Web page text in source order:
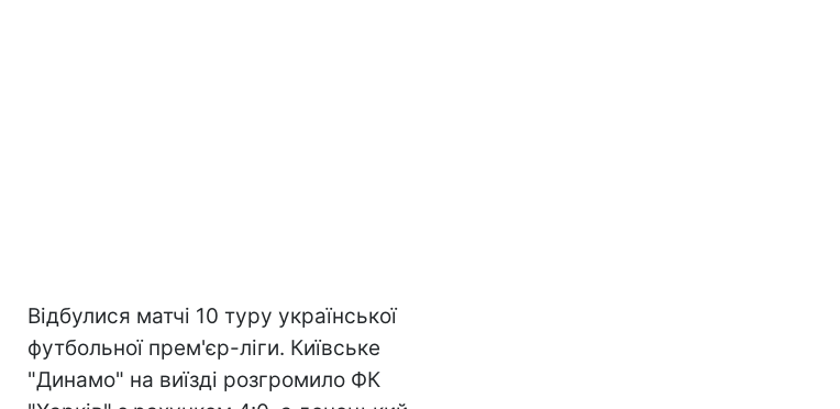
Відбулися матчі 10 туру української
футбольної прем'єр-ліги. Київське
"Динамо" на виїзді розгромило ФК